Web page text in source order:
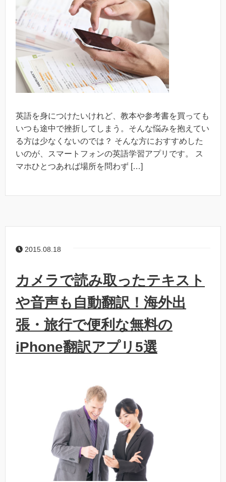
英語を身につけたいけれど、教本や参考書を買っても
いつも途中で挫折してしまう。そんな悩みを抱えてい
る方は少なくないのでは？ そんな方におすすめした
いのが、スマートフォンの英語学習アプリです。 ス
マホひとつあれば場所を問わず […]
2015.08.18
カメラで読み取ったテキスト
や音声も自動翻訳！海外出
張・旅行で便利な無料の
iPhone翻訳アプリ5選